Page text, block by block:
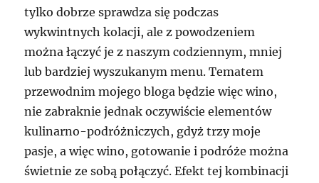
tylko dobrze sprawdza się podczas
wykwintnych kolacji, ale z powodzeniem
można łączyć je z naszym codziennym, mniej
lub bardziej wyszukanym menu. Tematem
przewodnim mojego bloga będzie więc wino,
nie zabraknie jednak oczywiście elementów
kulinarno-podróżniczych, gdyż trzy moje
pasje, a więc wino, gotowanie i podróże można
świetnie ze sobą połączyć. Efekt tej kombinacji